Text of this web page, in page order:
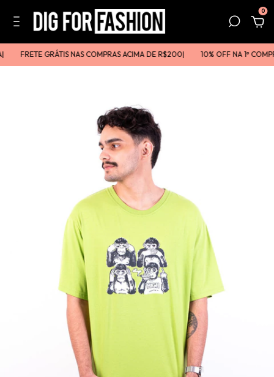
0
FRETE GRÁTIS NAS COMPRAS ACIMA DE R$200ㅤㅤ| 10% OFF NA 1ª